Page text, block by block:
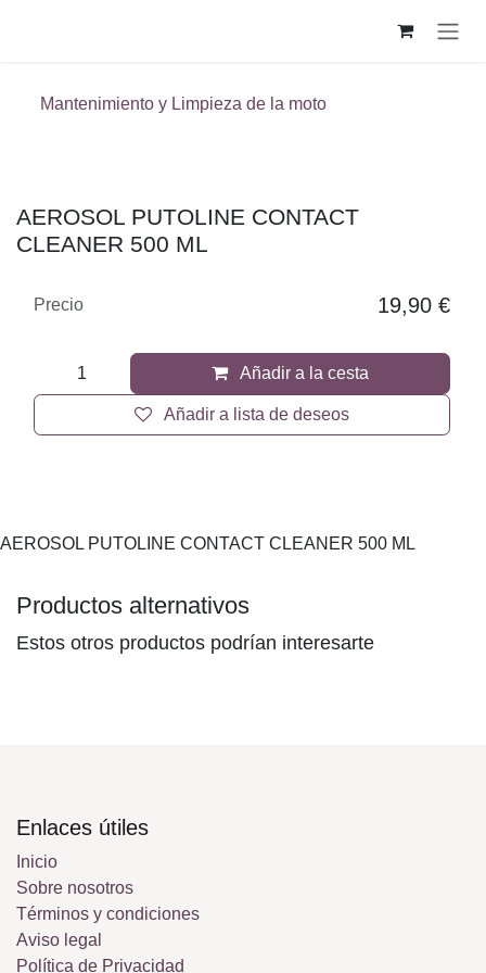
Mantenimiento y Limpieza de la moto
AEROSOL PUTOLINE CONTACT
CLEANER 500 ML
Añadir a la cesta
Añadir a lista de deseos
Precio 19,90 €
AEROSOL PUTOLINE CONTACT CLEANER 500 ML
Productos alternativos
Estos otros productos podrían interesarte
Enlaces útiles
Inicio
Sobre nosotros
Términos y condiciones
Aviso legal
Política de Privacidad